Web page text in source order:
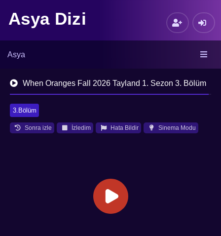
Asya Dizi
Asya
When Oranges Fall 2026 Tayland 1. Sezon 3. Bölüm
3.Bölüm
Sonra izle İzledim Hata Bildir Sinema Modu